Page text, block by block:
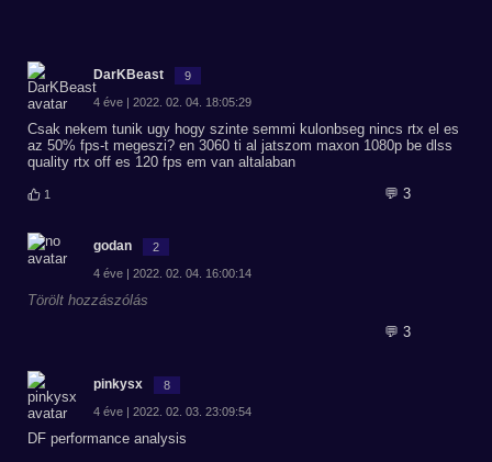
DarKBeast 9
4 éve | 2022. 02. 04. 18:05:29
Csak nekem tunik ugy hogy szinte semmi kulonbseg nincs rtx el es
az 50% fps-t megeszi? en 3060 ti al jatszom maxon 1080p be dlss
quality rtx off es 120 fps em van altalaban
1 💬 3
godan 2
4 éve | 2022. 02. 04. 16:00:14
Törölt hozzászólás
💬 3
pinkysx 8
4 éve | 2022. 02. 03. 23:09:54
DF performance analysis